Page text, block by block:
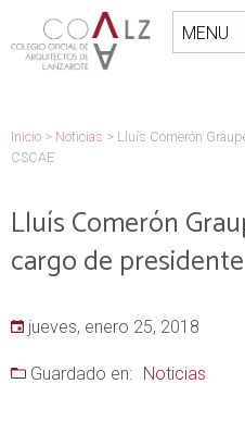
Inicio > Noticias > Lluís Comerón
CSCAE
Lluís Comerón
cargo de
jueves, enero 25, 2018
Guardado en: Noticias